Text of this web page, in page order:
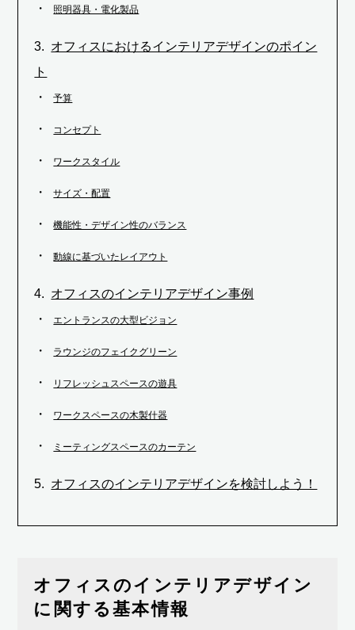
照明器具・電化製品
オフィスにおけるインテリアデザインのポイン
ト
予算
コンセプト
ワークスタイル
サイズ・配置
機能性・デザイン性のバランス
動線に基づいたレイアウト
オフィスのインテリアデザイン事例
エントランスの大型ビジョン
ラウンジのフェイクグリーン
リフレッシュスペースの遊具
ワークスペースの木製什器
ミーティングスペースのカーテン
オフィスのインテリアデザインを検討しよう！
オフィスのインテリアデザイン
に関する基本情報